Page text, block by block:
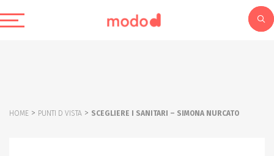
HOME > PUNTI D VISTA > SCEGLIERE I SANITARI – SIMONA NURCATO